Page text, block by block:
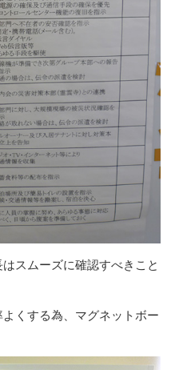
スムーズに確認すべきこと
くする為、マグネットボー